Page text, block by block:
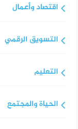
اقتصاد وأعمال
التسويق الرقمي
التعليم
الحياة والمجتمع